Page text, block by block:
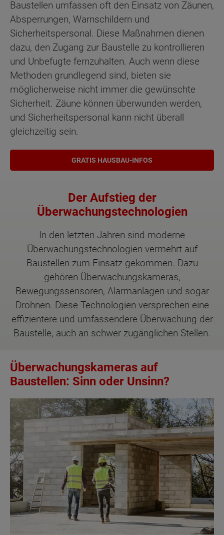
Baustellen umfassen oft den Einsatz von Zäunen,
Absperrungen, Warnschildern und
Sicherheitspersonal. Diese Maßnahmen dienen
dazu, den Zugang zur Baustelle zu kontrollieren
und Unbefugte fernzuhalten. Auch wenn diese
Methoden grundlegend sind, bieten sie
möglicherweise nicht immer die gewünschte
Sicherheit. Zäune können überwunden werden,
und Sicherheitspersonal kann nicht überall
gleichzeitig sein.
GRATIS HAUSBAU-INFOS
Der Aufstieg der
Überwachungstechnologien
In den letzten Jahren sind moderne
Überwachungstechnologien vermehrt auf
Baustellen zum Einsatz gekommen. Dazu
gehören Überwachungskameras,
Bewegungssensoren, Alarmanlagen und sogar
Drohnen. Diese Technologien versprechen eine
effizientere und umfassendere Überwachung der
Baustelle, auch an schwer zugänglichen Stellen.
Überwachungskameras auf
Baustellen: Sinn oder Unsinn?